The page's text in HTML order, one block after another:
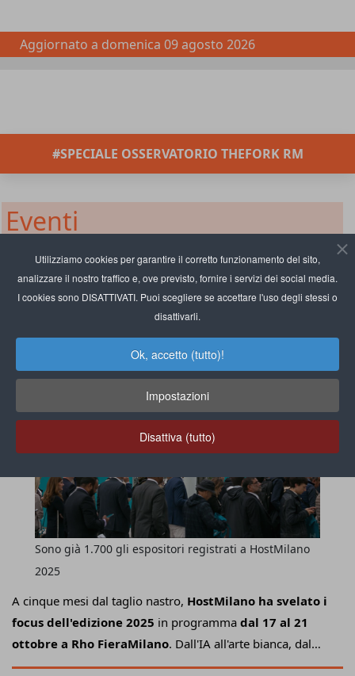
Utilizziamo cookies per garantire il corretto funzionamento del sito,
analizzare il nostro traffico e, ove previsto, fornire i servizi dei social media.
I cookies sono DISATTIVATI. Puoi scegliere se accettare l'uso degli stessi o
disattivarli.
Ok, accetto (tutto)!
Impostazioni
Disattiva (tutto)
Aggiornato a domenica 09 agosto 2026
#SPECIALE OSSERVATORIO THEFORK RM
Eventi
HostMilano svela i focus
dell'edizione 2025
A cinque mesi dal taglio nastro, HostMilano ha svelato i
focus dell'edizione 2025 in programma dal 17 al 21
ottobre a Rho FieraMilano. Dall'IA all'arte bianca, dal
turismo internazionale alle eccellenze Made in Italy, la
Sono già 1.700 gli espositori registrati a HostMilano
2025